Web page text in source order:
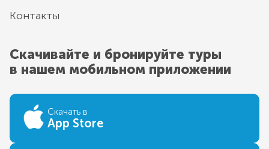
Контакты
Скачивайте и бронируйте туры
в нашем мобильном приложении
Скачать в
App Store